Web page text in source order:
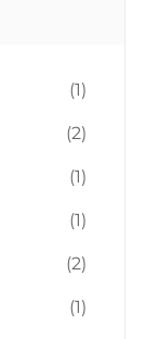
(1)
(2)
(1)
(1)
(2)
(1)